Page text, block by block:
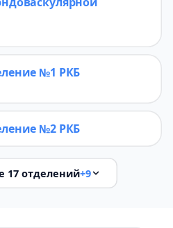
№1 РКБ
№2 РКБ
17 отделений+9